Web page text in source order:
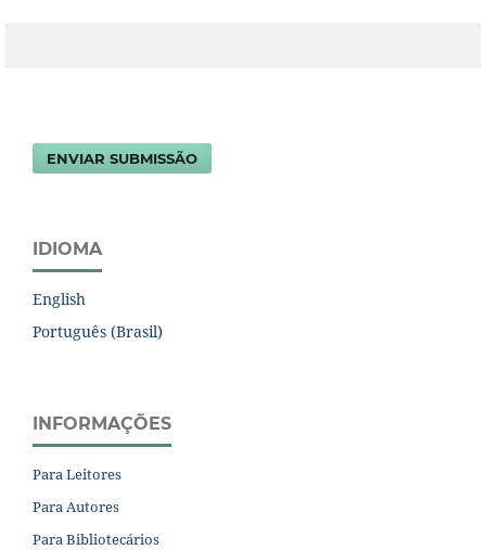
ENVIAR SUBMISSÃO
IDIOMA
English
Português (Brasil)
INFORMAÇÕES
Para Leitores
Para Autores
Para Bibliotecários